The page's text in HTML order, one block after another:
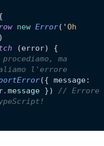
new Error( 'Oh
)
(error) {
l'errore
({ message:
.message }) // Errore